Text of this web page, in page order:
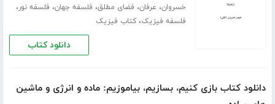
خسروان، عرفان، فضای مطلق، فلسفه جهان، فلسفه نور،
فلسفه فیزیک،کتاب فیزیک
دانلود کتاب
دانلود کتاب بازی کنیم، بسازیم، بیاموزیم: ماده و انرژی و ماشین